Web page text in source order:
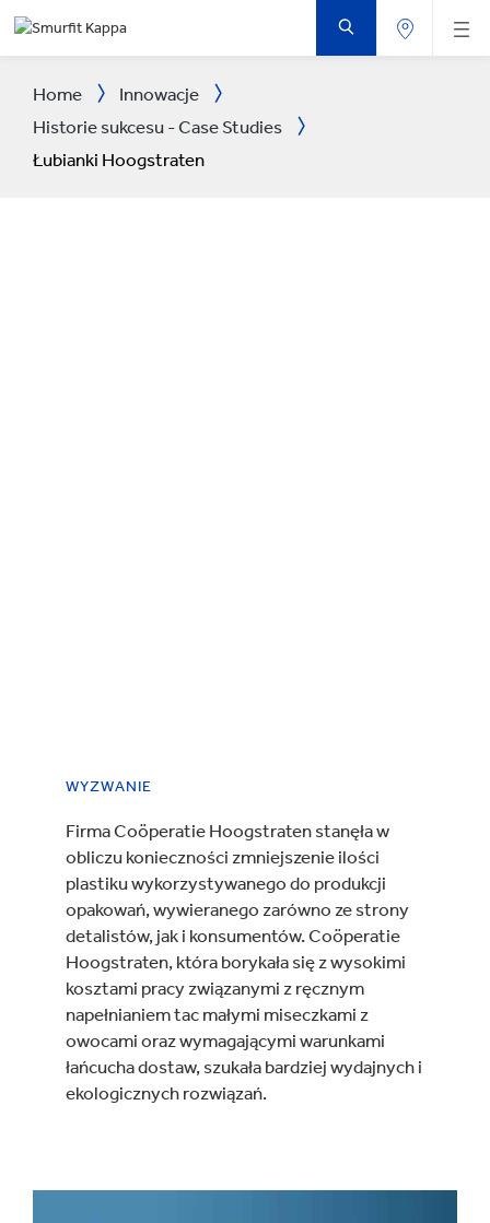
DO
STRONY
Home
Innowacje
Historie sukcesu - Case Studies
Łubianki Hoogstraten
WYZWANIE
Firma Coöperatie Hoogstraten stanęła w
obliczu konieczności zmniejszenie ilości
plastiku wykorzystywanego do produkcji
opakowań, wywieranego zarówno ze strony
detalistów, jak i konsumentów. Coöperatie
Hoogstraten, która borykała się z wysokimi
kosztami pracy związanymi z ręcznym
napełnianiem tac małymi miseczkami z
owocami oraz wymagającymi warunkami
łańcucha dostaw, szukała bardziej wydajnych i
ekologicznych rozwiązań.